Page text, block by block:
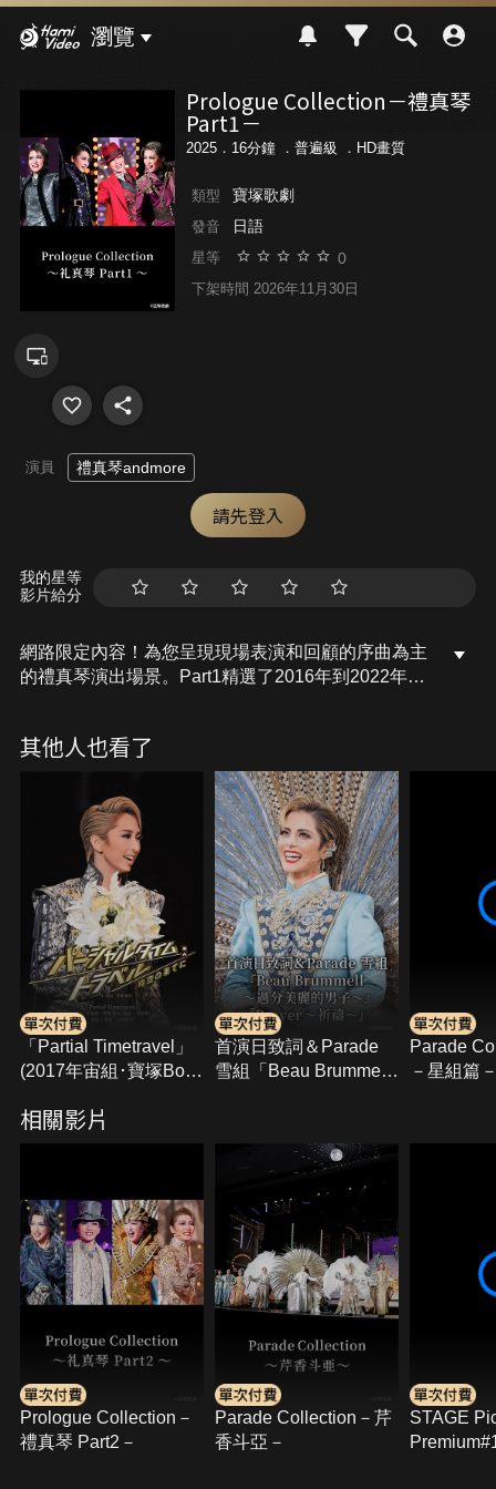
瀏覽
Prologue Collection－禮真琴
Part1－
2025．16分鐘 ． 普遍級 ．HD畫質
類型 寶塚歌劇
發音 日語
星等 0
下架時間 2026年11月30日
演員 禮真琴andmore
請先登入
我的星等
影片給分
網路限定內容！為您呈現現場表演和回顧的序曲為主
的禮真琴演出場景。Part1精選了2016年到2022年間
其他人也看了
「Partial Timetravel」
(2017年宙組･寶塚Bow
首演日致詞＆Parade
雪組「Beau Brummell
Parade
－星組篇
相關影片
Prologue Collection－
禮真琴 Part2－
Parade Collection－芹
香斗亞－
STAGE